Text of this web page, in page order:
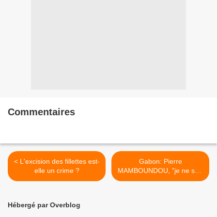
Commentaires
< L'excision des fillettes est-
elle un crime ?
Gabon: Pierre
MAMBOUNDOU, "je ne suis
plus Opposant" >
Hébergé par Overblog